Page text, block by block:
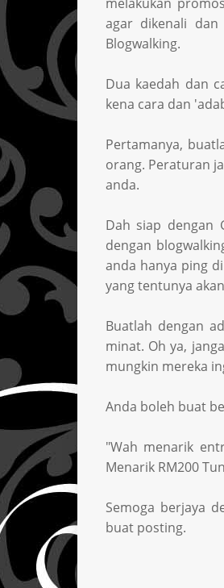
agar dikenali
Blogwalking.
Dua kaedah dan
kena cara dan
Pertamanya,
orang. Peraturan
anda.
Dah siap dengan
dengan
anda hanya ping
yang tentunya
Buatlah dengan
minat. Oh ya,
mungkin mereka
Anda boleh buat
"Wah menarik
Menarik RM200
Semoga berjaya
buat posting.